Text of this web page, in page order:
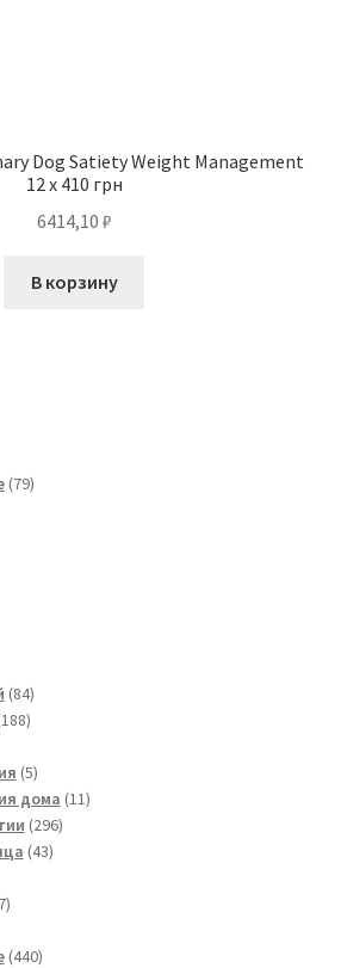
Dog Satiety Weight Management
12 x 410 грн
6414,10 ₽
В корзину
7979
8484
товара
188188
55
товаров
дома 1111
296296
4343
87
440440